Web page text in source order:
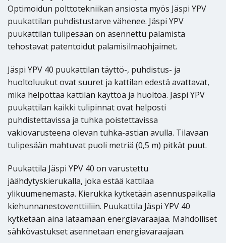
Optimoidun polttotekniikan ansiosta myös Jäspi YPV
puukattilan puhdistustarve vähenee. Jäspi YPV
puukattilan tulipesään on asennettu palamista
tehostavat patentoidut palamisilmaohjaimet.
Jäspi YPV 40 puukattilan täyttö-, puhdistus- ja
huoltoluukut ovat suuret ja kattilan edestä avattavat,
mikä helpottaa kattilan käyttöä ja huoltoa. Jäspi YPV
puukattilan kaikki tulipinnat ovat helposti
puhdistettavissa ja tuhka poistettavissa
vakiovarusteena olevan tuhka-astian avulla. Tilavaan
tulipesään mahtuvat puoli metriä (0,5 m) pitkät puut.
Puukattila Jäspi YPV 40 on varustettu
jäähdytyskierukalla, joka estää kattilaa
ylikuumenemasta. Kierukka kytketään asennuspaikalla
kiehunnanestoventtiiliin. Puukattila Jäspi YPV 40
kytketään aina lataamaan energiavaraajaa. Mahdolliset
sähkövastukset asennetaan energiavaraajaan.